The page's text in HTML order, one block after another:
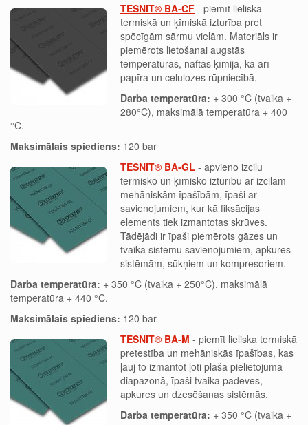
TESNIT® BA-CF - piemīt lieliska
termiskā un ķīmiskā izturība pret
spēcīgām sārmu vielām. Materiāls ir
piemērots lietošanai augstās
temperatūrās, naftas ķīmijā, kā arī
papīra un celulozes rūpniecībā.
Darba temperatūra: + 300 °C (tvaika +
280°C), maksimālā temperatūra + 400
°C.
Maksimālais spiediens: 120 bar
TESNIT® BA-GL - apvieno izcilu
termisko un ķīmisko izturību ar izcilām
mehāniskām īpašībām, īpaši ar
savienojumiem, kur kā fiksācijas
elements tiek izmantotas skrūves.
Tādējādi ir īpaši piemērots gāzes un
tvaika sistēmu savienojumiem, apkures
sistēmām, sūkņiem un kompresoriem.
Darba temperatūra: + 350 °C (tvaika + 250°C), maksimālā
temperatūra + 440 °C.
Maksimālais spiediens: 120 bar
TESNIT® BA-M - piemīt lieliska termiskā
pretestība un mehāniskās īpašības, kas
ļauj to izmantot ļoti plašā pielietojuma
diapazonā, īpaši tvaika padeves,
apkures un dzesēšanas sistēmās.
Darba temperatūra: + 350 °C (tvaika +